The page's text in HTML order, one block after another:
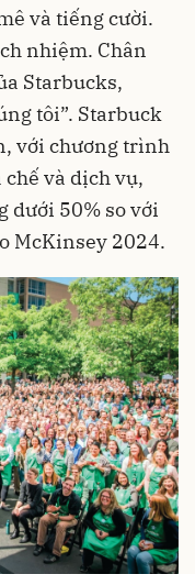
và tiếng cười.
nhiệm. Chân
Starbucks,
tôi”. Starbuck
với chương trình
và dịch vụ,
dưới 50% so với
McKinsey 2024.